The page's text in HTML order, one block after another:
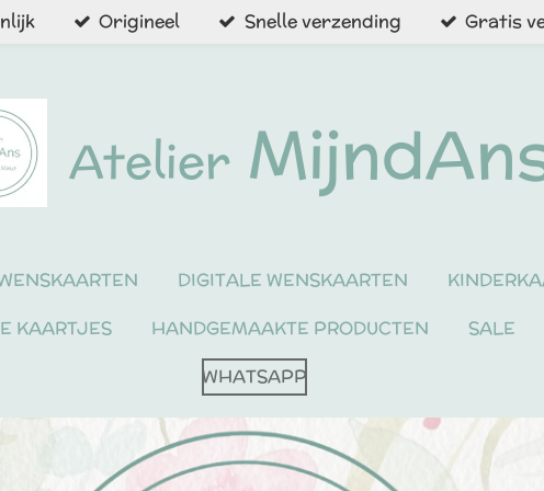
Origineel Snelle verzending Gratis
Atelier
DIGITALE WENSKAARTEN
KAARTJES HANDGEMAAKTE PRODUCTEN
SALE
WHATSAPP